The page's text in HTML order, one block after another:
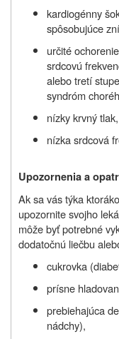
kardiogénny
spôsobujúce
určité
srdcovú
alebo tretí
syndróm
nízky krvný
nízka srdcová
Upozornenia a
Ak sa vás týka
upozornite svojho
môže byť potrebné
dodatočnú liečbu
cukrovka
prísne
prebiehajúca
nádchy),